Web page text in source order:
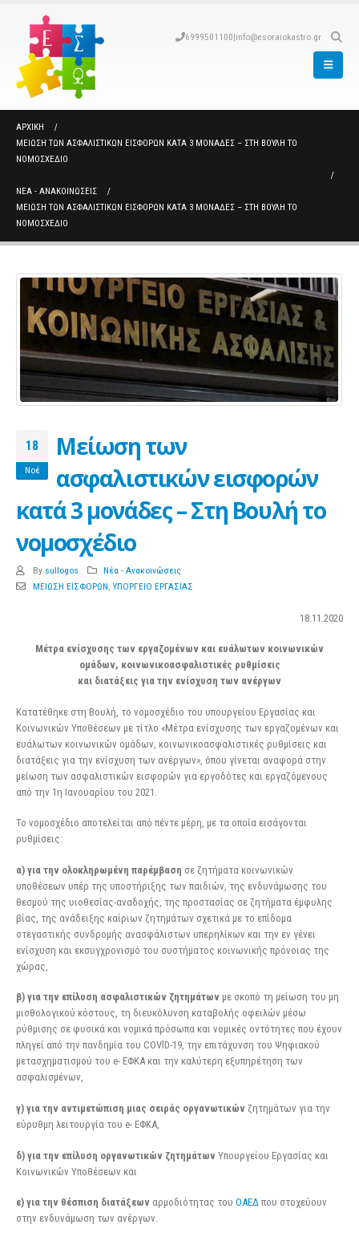
6999501100|info@esoraiokastro.gr
ΑΡΧΙΚΉ
ΜΕΊΩΣΗ ΤΩΝ ΑΣΦΑΛΙΣΤΙΚΏΝ ΕΙΣΦΟΡΏΝ ΚΑΤΆ 3 ΜΟΝΆΔΕΣ – ΣΤΗ ΒΟΥΛΉ ΤΟ
ΝΟΜΟΣΧΈΔΙΟ
ΝΈΑ - ΑΝΑΚΟΙΝΏΣΕΙΣ
ΜΕΊΩΣΗ ΤΩΝ ΑΣΦΑΛΙΣΤΙΚΏΝ ΕΙΣΦΟΡΏΝ ΚΑΤΆ 3 ΜΟΝΆΔΕΣ – ΣΤΗ ΒΟΥΛΉ ΤΟ
ΝΟΜΟΣΧΈΔΙΟ
18
Νοέ
Μείωση των
ασφαλιστικών εισφορών
κατά 3 μονάδες – Στη Βουλή το
νομοσχέδιο
By sullogos
Νέα - Ανακοινώσεις
ΜΕΙΩΣΗ ΕΙΣΦΟΡΩΝ ΥΠΟΡΓΕΙΟ ΕΡΓΑΣΙΑΣ
18.11.2020
Μέτρα ενίσχυσης των εργαζομένων και ευάλωτων κοινωνικών
ομάδων, κοινωνικοασφαλιστικές ρυθμίσεις
και διατάξεις για την ενίσχυση των ανέργων
Κατατέθηκε στη Βουλή, το νομοσχέδιο του υπουργείου Εργασίας και
Κοινωνικών Υποθέσεων με τίτλο «Μέτρα ενίσχυσης των εργαζομένων και
ευάλωτων κοινωνικών ομάδων, κοινωνικοασφαλιστικές ρυθμίσεις και
διατάξεις για την ενίσχυση των ανέργων», όπου γίνεται αναφορά στην
μείωση των ασφαλιστικών εισφορών για εργοδότες και εργαζόμενους
από την 1η Ιανουαρίου του 2021.
Το νομοσχέδιο αποτελείται από πέντε μέρη, με τα οποία εισάγονται
ρυθμίσεις:
α) για την ολοκληρωμένη παρέμβαση σε ζητήματα κοινωνικών
υποθέσεων υπέρ της υποστήριξης των παιδιών, της ενδυνάμωσης του
θεσμού της υιοθεσίας-αναδοχής, της προστασίας σε ζητήματα έμφυλης
βίας, της ανάδειξης καίριων ζητημάτων σχετικά με το επίδομα
στεγαστικής συνδρομής ανασφάλιστων υπερηλίκων και την εν γένει
ενίσχυση και εκσυγχρονισμό του συστήματος κοινωνικής πρόνοιας της
χώρας,
β) για την επίλυση ασφαλιστικών ζητημάτων με σκοπό τη μείωση του μη
μισθολογικού κόστους, τη διευκόλυνση καταβολής οφειλών μέσω
ρύθμισης σε φυσικά και νομικά πρόσωπα και νομικές οντότητες που έχουν
πληγεί από την πανδημία του COVlD-19, την επιτάχυνση του Ψηφιακού
μετασχηματισμού του e- ΕΦΚΑ και την καλύτερη εξυπηρέτηση των
ασφαλισμένων,
γ) για την αντιμετώπιση μιας σειράς οργανωτικών ζητημάτων για την
εύρυθμη λειτουργία του e- ΕΦΚΑ,
δ) για την επίλυση οργανωτικών ζητημάτων Υπουργείου Εργασίας και
Κοινωνικών Υποθέσεων και
ε) για την θέσπιση διατάξεων αρμοδιότητας του ΟΑΕΔ που στοχεύουν
στην ενδυνάμωση των ανέργων.